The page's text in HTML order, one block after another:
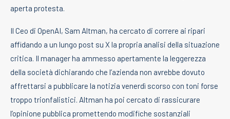
aperta protesta.
Il Ceo di OpenAI, Sam Altman, ha cercato di correre ai ripari
affidando a un lungo post su X la propria analisi della situazione
critica. Il manager ha ammesso apertamente la leggerezza
della società dichiarando che l’azienda non avrebbe dovuto
affrettarsi a pubblicare la notizia venerdì scorso con toni forse
troppo trionfalistici. Altman ha poi cercato di rassicurare
l’opinione pubblica promettendo modifiche sostanziali